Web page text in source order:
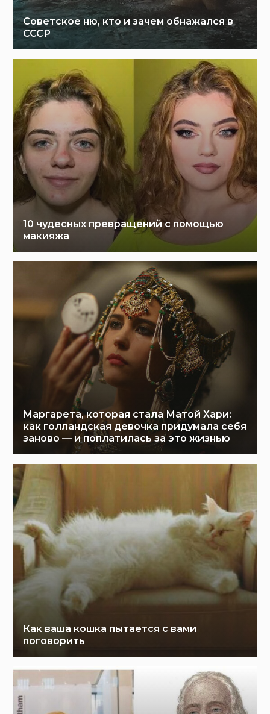
Советское ню, кто и зачем обнажался в
СССР
10 чудесных превращений с помощью
макияжа
Маргарета, которая стала Матой Хари:
как голландская девочка придумала себя
заново — и поплатилась за это жизнью
Как ваша кошка пытается с вами
поговорить